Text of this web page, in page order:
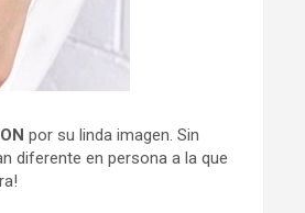
por su linda imagen. Sin
diferente en persona a la que